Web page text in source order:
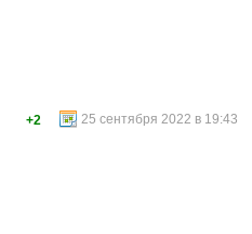
25 сентября 2022 в 19:43
+2